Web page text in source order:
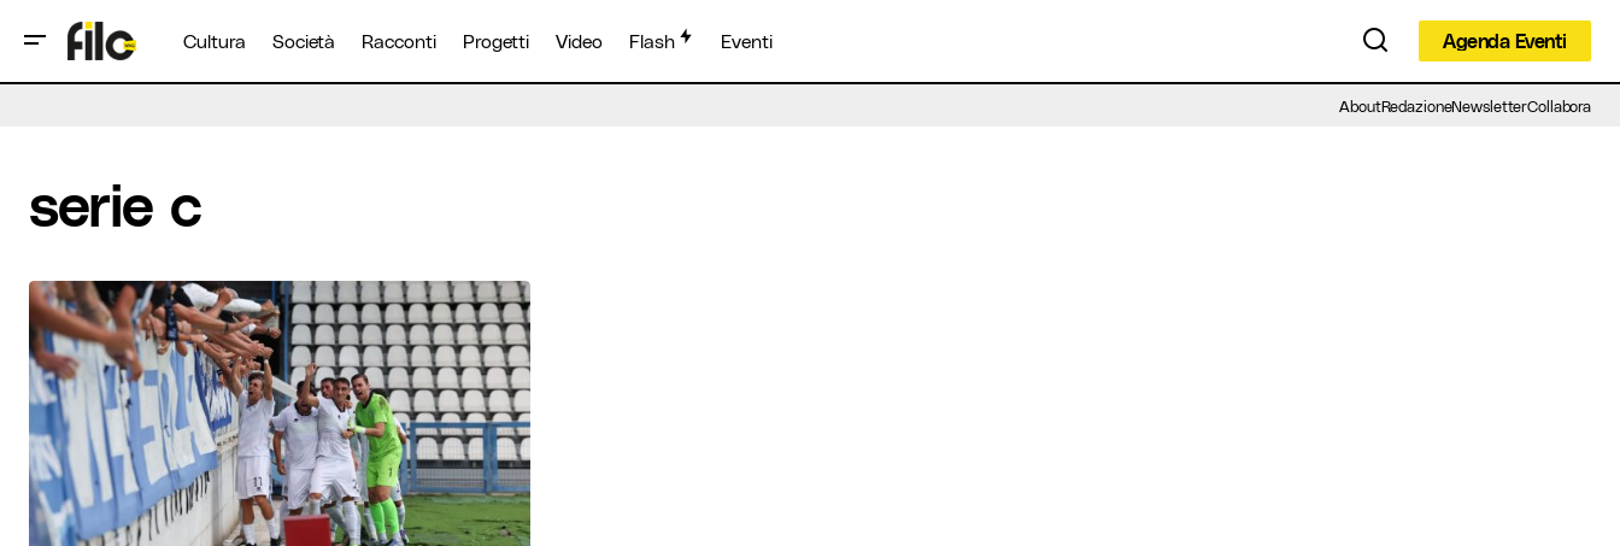
Cultura Società Racconti Progetti Video Flash Eventi
Agenda Eventi
Agenda Eventi
AboutRedazioneNewsletterCollabora
serie c